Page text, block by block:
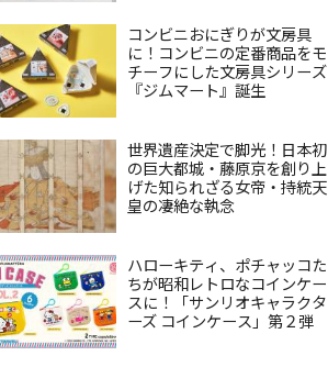
コンビニおにぎりが文房具
に！コンビニの定番商品をモ
チーフにした文房具シリーズ
『ジムマート』誕生
世界遺産決定で脚光！日本初
の巨大都城・藤原京を創り上
げた知られざる女帝・持統天
皇の凄絶な執念
ハローキティ、ポチャッコた
ちが昭和レトロなコインケー
スに！「サンリオキャラクタ
ーズ コインケース」第２弾